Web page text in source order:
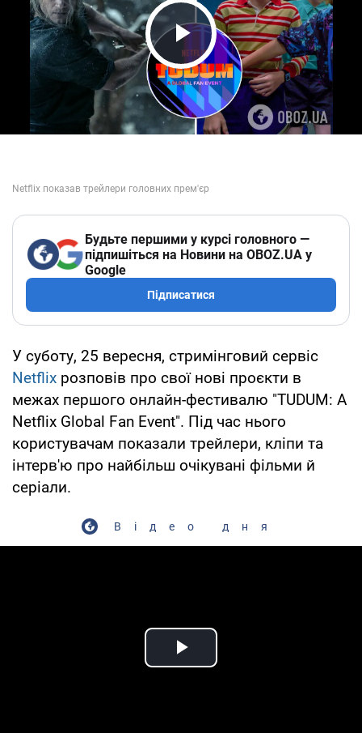
Play Video
Будьте першими у курсі головного —
підпишіться на Новини на OBOZ.UA у
Google
Підписатися
У суботу, 25 вересня, стримінговий сервіс
Netflix розповів про свої нові проєкти в
межах першого онлайн-фестивалю "TUDUM: A
Netflix Global Fan Event". Під час нього
користувачам показали трейлери, кліпи та
інтерв'ю про найбільш очікувані фільми й
серіали.
Відео дня
Play Video